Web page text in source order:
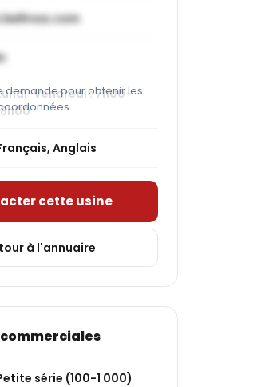
demande pour obtenir les
Vendredi : 7h00-
Anglais
cette usine
à l'annuaire
série (100-1 000)